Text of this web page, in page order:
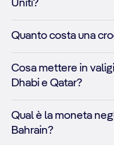
Uniti?
Quanto costa una
Cosa mettere in
Dhabi e Qatar?
Qual è la moneta
Bahrain?